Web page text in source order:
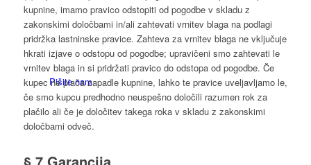
Pišite nam
kupnine, imamo pravico odstopiti od pogodbe v skladu z
zakonskimi določbami in/ali zahtevati vrnitev blaga na podlagi
pridržka lastninske pravice. Zahteva za vrnitev blaga ne vključuje
hkrati izjave o odstopu od pogodbe; upravičeni smo zahtevati le
vrnitev blaga in si pridržati pravico do odstopa od pogodbe. Če
kupec ne plača zapadle kupnine, lahko te pravice uveljavljamo le,
če smo kupcu predhodno neuspešno določili razumen rok za
plačilo ali če je določitev takega roka v skladu z zakonskimi
določbami odveč.
§ 7 Garancija